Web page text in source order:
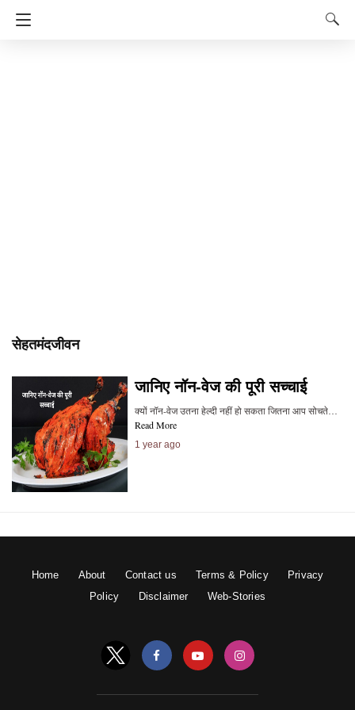
सेहतमंदजीवन
जानिए नॉन-वेज की पूरी सच्चाई
क्यों नॉन-वेज उतना हेल्दी नहीं हो सकता जितना आप सोचते…
Read More
1 year ago
Home About Contact us Terms & Policy
Privacy
Policy
Disclaimer Web-Stories